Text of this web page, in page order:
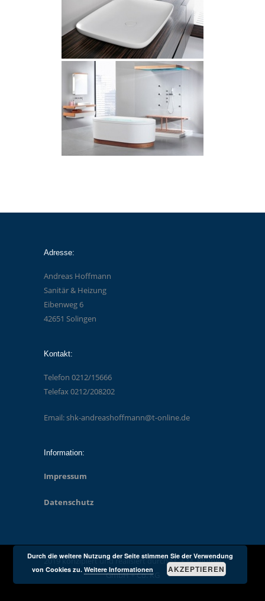
Adresse:
Andreas Hoffmann
Sanitär & Heizung
Eibenweg 6
42651 Solingen
Kontakt:
Telefon 0212/15666
Telefax 0212/208202
Email: shk-andreashoffmann@t-online.de
Information:
Impressum
Datenschutz
2019 konzipiert und realisiert durch M. + M. Blümel
GmbH + Co. KG
Durch die weitere Nutzung der Seite stimmen Sie der Verwendung
von Cookies zu. Weitere Informationen AKZEPTIEREN